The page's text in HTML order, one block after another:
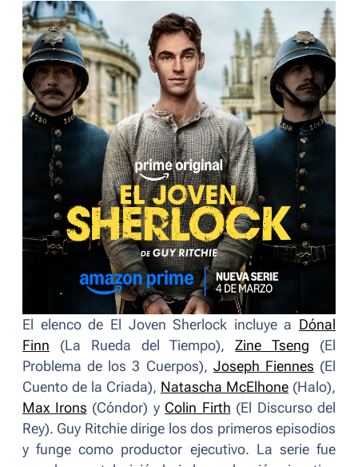
El elenco de El Joven Sherlock incluye a Dónal
Finn (La Rueda del Tiempo),Zine Tseng (El
Problema de los 3 Cuerpos), Joseph Fiennes (El
Cuento de la Criada), Natascha McElhone (Halo),
Max Irons (Cóndor) y Colin Firth (El Discurso del
Rey). Guy Ritchie dirige los dos primeros episodios
y funge como productor ejecutivo. La serie fue